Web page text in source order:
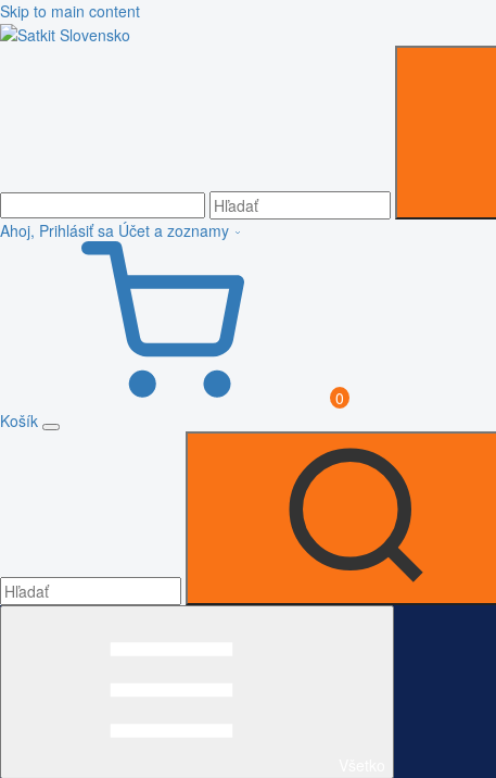
Skip to main content
Ahoj, Prihlásiť sa Účet a zoznamy
0
Košík